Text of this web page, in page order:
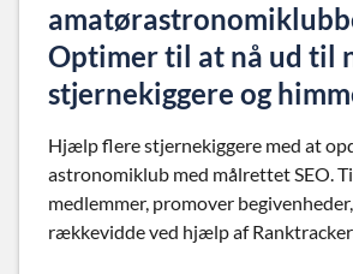
Optimer til at nå ud til
stjernekiggere og
Hjælp flere stjernekiggere med at
astronomiklub med målrettet SEO.
medlemmer, promover
rækkevidde ved hjælp af